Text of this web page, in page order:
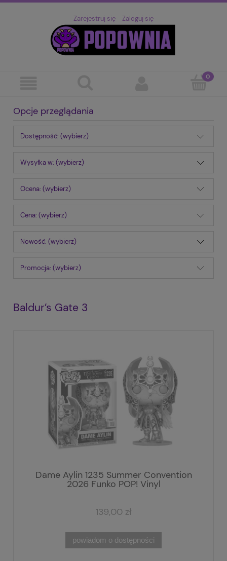
Zarejestruj się Zaloguj się
Opcje przeglądania
Dostępność: (wybierz)
Wysyłka w: (wybierz)
Ocena: (wybierz)
Cena: (wybierz)
Nowość: (wybierz)
Promocja: (wybierz)
Baldur’s Gate 3
Dame Aylin 1235 Summer Convention
2026 Funko POP! Vinyl
139,00 zł
powiadom o dostępności